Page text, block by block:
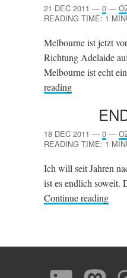
21 DEC 2011 — 0 —
READING TIME: 1
Melbourne ist jetzt
Richtung Adelaide
Melbourne ist echt
reading
18 DEC 2011 — 0 —
READING TIME: 1
Ich will seit Jahren
ist es endlich
Continue reading